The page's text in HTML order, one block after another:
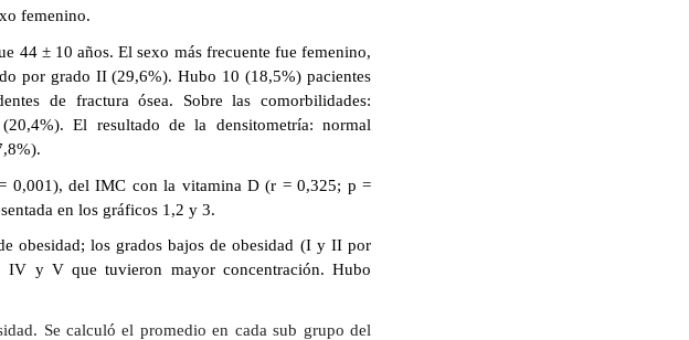
femenino.
44 ± 10 años. El sexo más frecuente fue femenino,
por grado II (29,6%). Hubo 10 (18,5%) pacientes
de fractura ósea. Sobre las comorbilidades:
El resultado de la densitometría: normal
0,001), del IMC con la vitamina D (r = 0,325; p =
en los gráficos 1,2 y 3.
obesidad; los grados bajos de obesidad (I y II por
IV y V que tuvieron mayor concentración. Hubo
Se calculó el promedio en cada sub grupo del